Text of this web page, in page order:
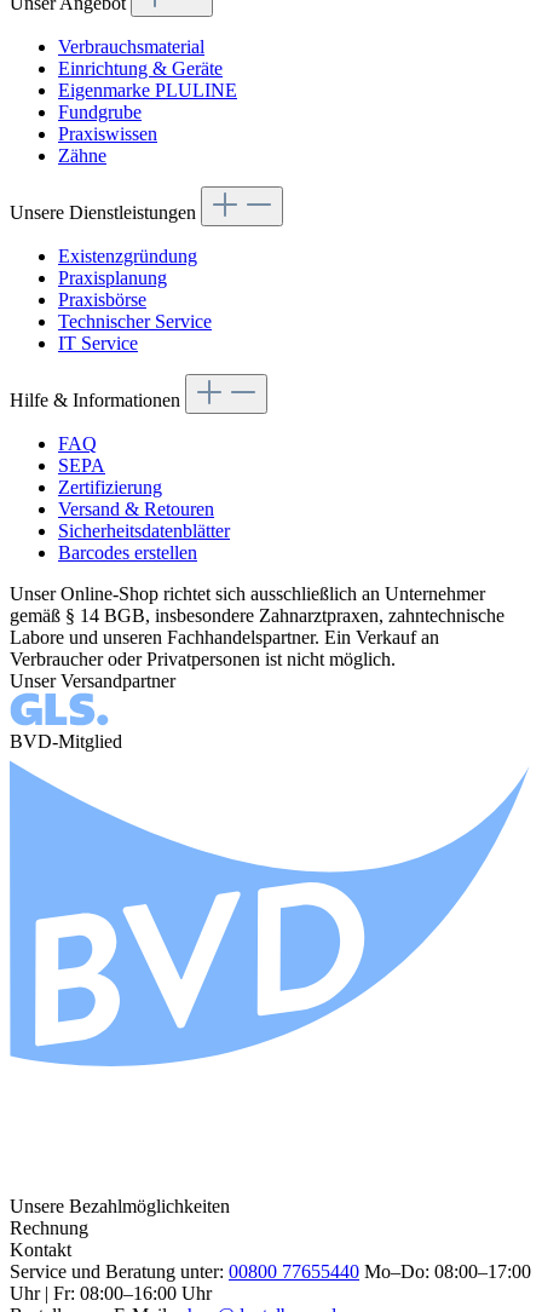
Verbrauchsmaterial
Einrichtung & Geräte
Eigenmarke PLULINE
Fundgrube
Praxiswissen
Zähne
Unsere Dienstleistungen
Existenzgründung
Praxisplanung
Praxisbörse
Technischer Service
IT Service
Hilfe & Informationen
FAQ
SEPA
Zertifizierung
Versand & Retouren
Sicherheitsdatenblätter
Barcodes erstellen
Unser Online-Shop richtet sich ausschließlich an Unternehmer
gemäß § 14 BGB, insbesondere Zahnarztpraxen, zahntechnische
Labore und unseren Fachhandelspartner. Ein Verkauf an
Verbraucher oder Privatpersonen ist nicht möglich.
Unser Versandpartner
BVD-Mitglied
Unsere Bezahlmöglichkeiten
Rechnung
Kontakt
Service und Beratung unter: 00800 77655440 Mo–Do: 08:00–17:00
Uhr | Fr: 08:00–16:00 Uhr